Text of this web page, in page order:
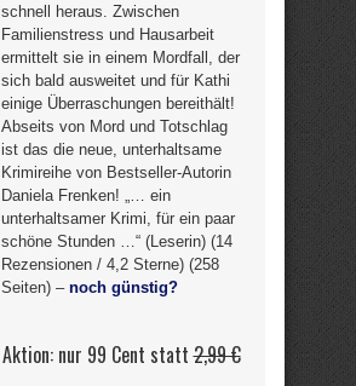
schnell heraus. Zwischen
Familienstress und Hausarbeit
ermittelt sie in einem Mordfall, der
sich bald ausweitet und für Kathi
einige Überraschungen bereithält!
Abseits von Mord und Totschlag
ist das die neue, unterhaltsame
Krimireihe von Bestseller-Autorin
Daniela Frenken! „… ein
unterhaltsamer Krimi, für ein paar
schöne Stunden …“ (Leserin) (14
Rezensionen / 4,2 Sterne) (258
Seiten) – noch günstig?
Aktion: nur 99 Cent statt2,99 €